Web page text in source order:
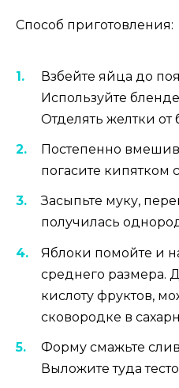
Способ приготовления:
Взбейте яйца до
Используйте
Отделять желтки от
Постепенно
погасите кипятком
Засыпьте муку,
получилась
Яблоки помойте и
среднего размера.
кислоту фруктов,
сковородке в
Форму смажьте
Выложите туда